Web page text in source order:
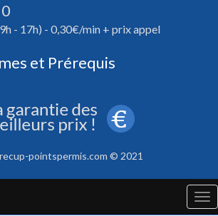
- 17h) - 0,30€/min + prix appel
et Prérequis
pointspermis.com © 2021